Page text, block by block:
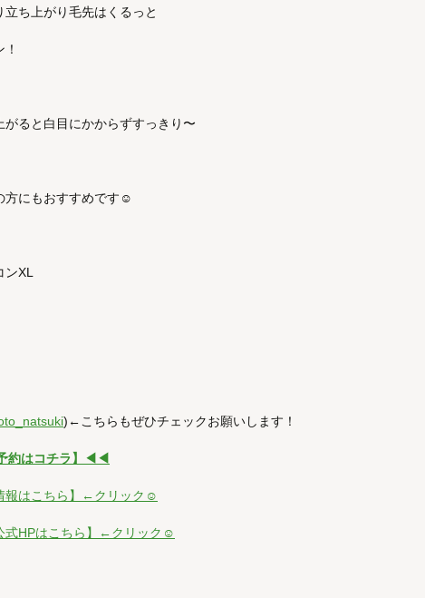
立ち上がり毛先はくるっと
がると白目にかからずすっきり〜
方にもおすすめです☺︎
XL
)←こちらもぜひチェックお願いします！
約はコチラ】◀︎◀︎
報はこちら】←クリック☺
式HPはこちら】←クリック☺